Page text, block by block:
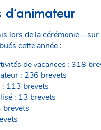
d’animateur
lors de la cérémonie –
cette année :
de vacances : 318
: 236 brevets
: 113 brevets
: 13 brevets
brevets